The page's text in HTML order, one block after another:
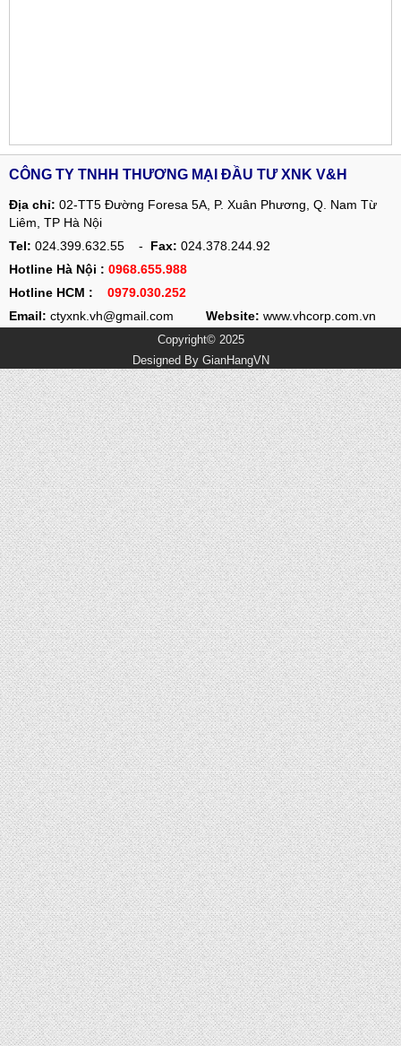
CÔNG TY TNHH THƯƠNG MẠI ĐẦU TƯ XNK V&H
Địa chỉ: 02-TT5 Đường Foresa 5A, P. Xuân Phương, Q. Nam Từ
Liêm, TP Hà Nội
Tel: 024.399.632.55 - Fax: 024.378.244.92
Hotline Hà Nội : 0968.655.988
Hotline HCM :
0979.030.252
Email: ctyxnk.vh@gmail.com Website: www.vhcorp.com.vn
Copyright© 2025
Designed By GianHangVN